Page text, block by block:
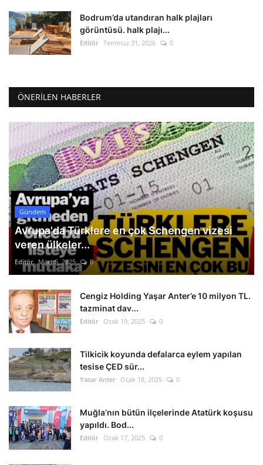
Bodrum’da utandıran halk plajları
görüntüsü. halk plajı...
Editör Temmuz 31, 2026 0
ÖNERILEN HABERLER
Gündem
Avrupa'da Türklere en çok Schengen vizesi
veren ülkeler...
Editör Mart 5, 2025 0
Cengiz Holding Yaşar Anter’e 10 milyon TL.
tazminat dav...
Editör Ocak 19, 2025 0
Tilkicik koyunda defalarca eylem yapılan
tesise ÇED sür...
Yasar Anter Ocak 18, 2025 0
Muğla’nın bütün ilçelerinde Atatürk koşusu
yapıldı. Bod...
Editör Ocak 17, 2025 0